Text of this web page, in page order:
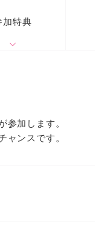
加特典
参加します。
ャンスです。